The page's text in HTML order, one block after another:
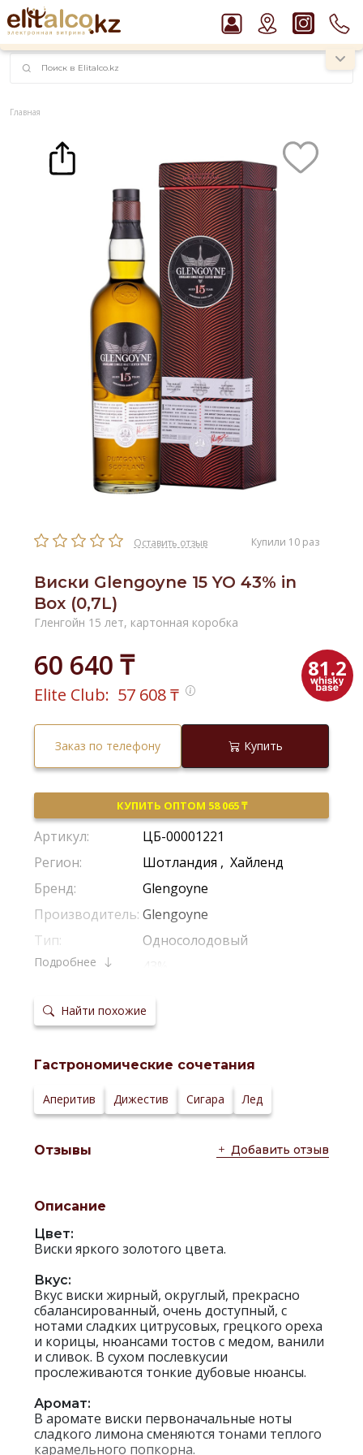
наименований!
instagram.com/rojo.kz
Рекомендуем
Виски Talisker 10 YO Malt 45,8% in Box
Джин Gordon`s London Dry Gin 37,5%
Пиво Guinness Draught 4,2% Can
Водка Smirnoff Red Vodka 37,5%
Ром Captain Morgan White 37,5%
Главная
Оставить отзыв Купили 10 раз
Виски Glengoyne 15 YO 43% in
Box (0,7L)
Гленгойн 15 лет, картонная коробка
60 640 ₸ 81.2
Elite Club: 57 608₸
Заказ по телефону Купить
КУПИТЬ ОПТОМ 58 065 ₸
Артикул:
ЦБ-00001221
Регион:
Шотландия , Хайленд
Бренд:
Glengoyne
Производитель: Glengoyne
Тип:
Односолодовый
Крепость:
Выдержка в
бочках:
Из-Под Бурбона
сервировки:
Сайт
Подробнее
Найти похожие
Гастрономические сочетания
Аперитив Дижестив Сигара Лед
Отзывы Добавить отзыв
Описание
Цвет:
Виски яркого золотого цвета.
Вкус:
Вкус виски жирный, округлый, прекрасно
сбалансированный, очень доступный, с
нотами сладких цитрусовых, грецкого ореха
и корицы, нюансами тостов с медом, ванили
и сливок. В сухом послевкусии
прослеживаются тонкие дубовые нюансы.
Аромат:
В аромате виски первоначальные ноты
сладкого лимона сменяются тонами теплого
карамельного попкорна.